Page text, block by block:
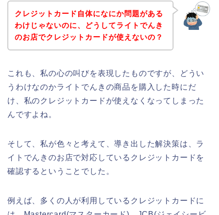
クレジットカード自体になにか問題がある
わけじゃないのに、どうしてライトでんき
のお店でクレジットカードが使えないの？
これも、私の心の叫びを表現したものですが、どうい
うわけなのかライトでんきの商品を購入した時にだ
け、私のクレジットカードが使えなくなってしまった
んですよね。
そして、私が色々と考えて、導き出した解決策は、ラ
イトでんきのお店で対応しているクレジットカードを
確認するということでした。
例えば、多くの人が利用しているクレジットカードに